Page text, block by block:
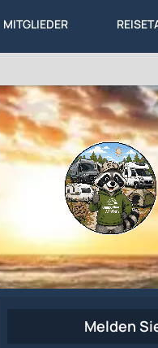
MITGLIEDER
Melden